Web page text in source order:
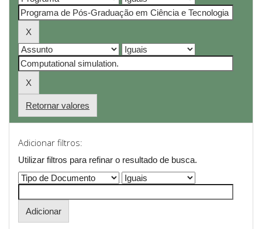
Retornar valores
Adicionar filtros:
Utilizar filtros para refinar o resultado de busca.